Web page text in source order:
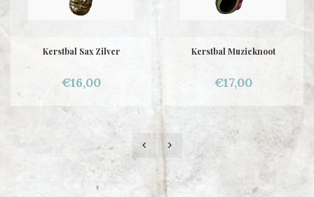
Kerstbal Sax Zilver
€16,00
Kerstbal Muzieknoot
€17,00